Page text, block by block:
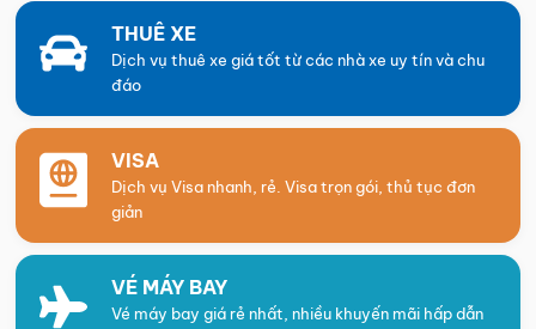
THUÊ XE
Dịch vụ thuê xe giá tốt từ các nhà xe uy tín và chu
đáo
VISA
Dịch vụ Visa nhanh, rẻ. Visa trọn gói, thủ tục đơn
giản
VÉ MÁY BAY
Vé máy bay giá rẻ nhất, nhiều khuyến mãi hấp dẫn